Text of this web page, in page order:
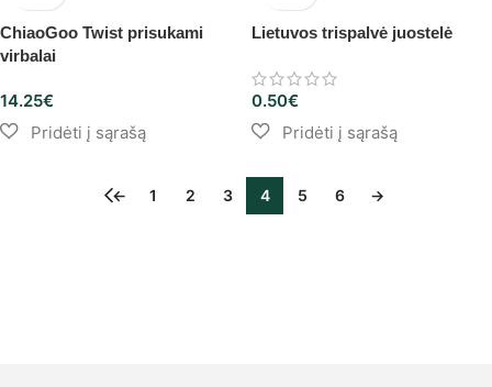
ChiaoGoo Twist prisukami
virbalai
14.25€
Lietuvos trispalvė juostelė
0.50€
← 1 2 3 4 5 6 →